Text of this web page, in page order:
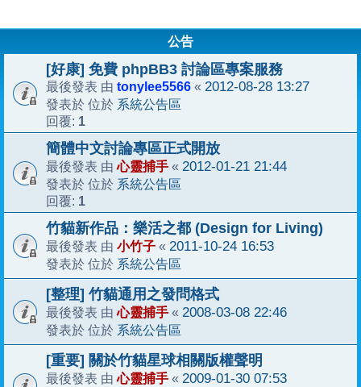
公告
[好康] 免費 phpBB3 討論區專案服務
最後發表 由 tonylee5566 « 2012-08-28 13:27
發表於 位於 系統公告區
回覆: 1
簡體中文討論專區正式開放
最後發表 由心靈捕手 « 2012-01-21 21:44
發表於 位於 系統公告區
回覆: 1
竹貓新作品：樂活之都 (Design for Living)
最後發表 由 小竹子 « 2011-10-24 16:53
發表於 位於 系統公告區
[整理] 竹貓通用之發問格式
最後發表 由心靈捕手 « 2008-03-08 22:46
發表於 位於 系統公告區
[重要] 關於竹貓星球相關版權聲明
最後發表 由心靈捕手 « 2009-01-30 07:53